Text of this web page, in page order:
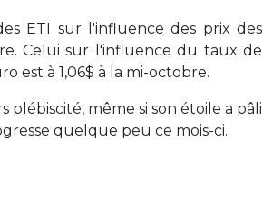
ETI sur l'influence des prix des
Celui sur l'influence du taux de
est à 1,06$ à la mi-octobre.
même si son étoile a pâli
quelque peu ce mois-ci.